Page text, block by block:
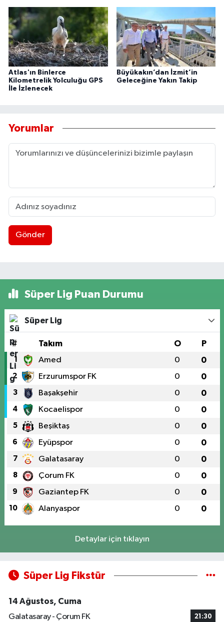
Atlas'ın Binlerce
Kilometrelik Yolculuğu GPS
İle İzlenecek
Büyükakın’dan İzmit’in
Geleceğine Yakın Takip
Yorumlar
Gönder
Süper Lig Puan Durumu
Süper Lig
# Takım O P
1 Amed 0 0
2 Erzurumspor FK 0 0
3 Başakşehir 0 0
4 Kocaelispor 0 0
5 Beşiktaş 0 0
6 Eyüpspor 0 0
7 Galatasaray 0 0
8 Çorum FK 0 0
9 Gaziantep FK 0 0
10 Alanyaspor 0 0
Detaylar için tıklayın
Süper Lig Fikstür
14 Ağustos, Cuma
Galatasaray - Çorum FK
21:30